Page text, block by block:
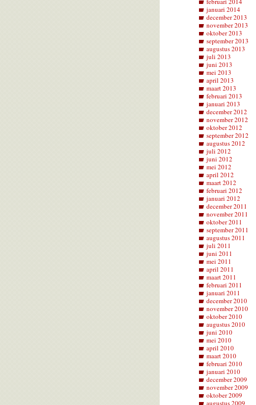
januari 2014
december 2013
november 2013
oktober 2013
september 2013
augustus 2013
juli 2013
juni 2013
mei 2013
april 2013
maart 2013
februari 2013
januari 2013
december 2012
november 2012
oktober 2012
september 2012
augustus 2012
juli 2012
juni 2012
mei 2012
april 2012
maart 2012
februari 2012
januari 2012
december 2011
november 2011
oktober 2011
september 2011
augustus 2011
juli 2011
juni 2011
mei 2011
april 2011
maart 2011
februari 2011
januari 2011
december 2010
november 2010
oktober 2010
augustus 2010
juni 2010
mei 2010
april 2010
maart 2010
februari 2010
januari 2010
december 2009
november 2009
oktober 2009
augustus 2009